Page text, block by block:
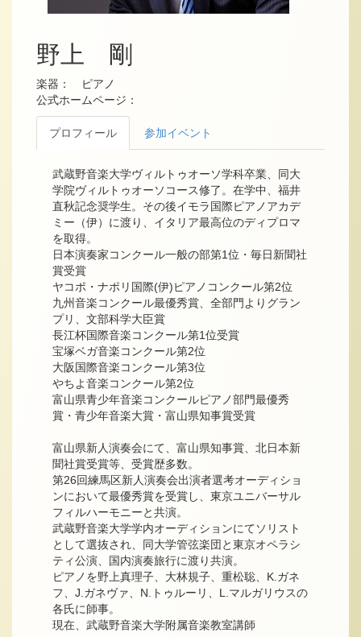
野上 剛
楽器： ピアノ
公式ホームページ：
プロフィール 参加イベント
武蔵野音楽大学ヴィルトゥオーソ学科卒業、同大
学院ヴィルトゥオーソコース修了。在学中、福井
直秋記念奨学生。その後イモラ国際ピアノアカデ
ミー（伊）に渡り、イタリア最高位のディプロマ
を取得。
日本演奏家コンクール一般の部第1位・毎日新聞社
賞受賞
ヤコポ・ナポリ国際(伊)ピアノコンクール第2位
九州音楽コンクール最優秀賞、全部門よりグラン
プリ、文部科学大臣賞
長江杯国際音楽コンクール第1位受賞
宝塚ベガ音楽コンクール第2位
大阪国際音楽コンクール第3位
やちよ音楽コンクール第2位
富山県青少年音楽コンクールピアノ部門最優秀
賞・青少年音楽大賞・富山県知事賞受賞
富山県新人演奏会にて、富山県知事賞、北日本新
聞社賞受賞等、受賞歴多数。
第26回練馬区新人演奏会出演者選考オーディショ
ンにおいて最優秀賞を受賞し、東京ユニバーサル
フィルハーモニーと共演。
武蔵野音楽大学学内オーディションにてソリスト
として選抜され、同大学管弦楽団と東京オペラシ
ティ公演、国内演奏旅行に渡り共演。
ピアノを野上真理子、大林規子、重松聡、K.ガネ
フ、J.ガネヴァ、N.トゥルーリ、L.マルガリウスの
各氏に師事。
現在、武蔵野音楽大学附属音楽教室講師